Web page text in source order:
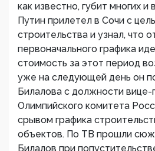
как известно, губит многих
Путин прилетел в Сочи с
строительства и узнал, что
первоначального графика
стоимость за этот период
уже на следующей день он
Билалова с должности вице-
Олимпийского комитета
срывом графика
объектов. По ТВ прошли
Билалов при